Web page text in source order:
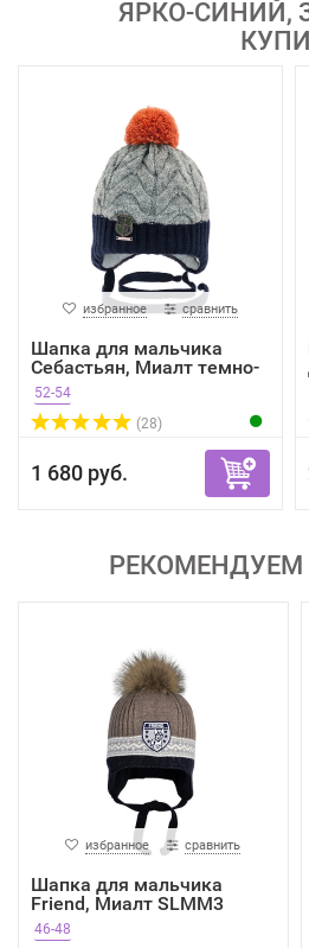
ЯРКО-СИНИЙ,
избранное сравнить
Шапка для мальчика
Себастьян, Миалт темно-
с...
52-54
(28)
1 680 руб.
избранное сравнить
Шапка для мальчика
Friend, Миалт SLMM3
46-48